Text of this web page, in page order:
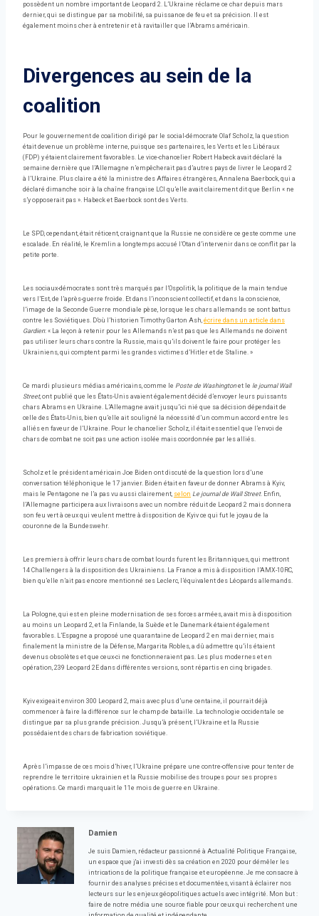
possèdent un nombre important de Leopard 2. L’Ukraine réclame ce char depuis mars
dernier, qui se distingue par sa mobilité, sa puissance de feu et sa précision. Il est
également moins cher à entretenir et à ravitailler que l’Abrams américain.
Divergences au sein de la
coalition
Pour le gouvernement de coalition dirigé par le social-démocrate Olaf Scholz, la question
était devenue un problème interne, puisque ses partenaires, les Verts et les Libéraux
(FDP) y étaient clairement favorables. Le vice-chancelier Robert Habeck avait déclaré la
semaine dernière que l’Allemagne n’empêcherait pas d’autres pays de livrer le Leopard 2
à l’Ukraine. Plus claire a été la ministre des Affaires étrangères, Annalena Baerbock, qui a
déclaré dimanche soir à la chaîne française LCI qu’elle avait clairement dit que Berlin « ne
s’y opposerait pas ». Habeck et Baerbock sont des Verts.
Le SPD, cependant, était réticent, craignant que la Russie ne considère ce geste comme une
escalade. En réalité, le Kremlin a longtemps accusé l’Otan d’intervenir dans ce conflit par la
petite porte.
Les sociaux-démocrates sont très marqués par l’Ospolitik, la politique de la main tendue
vers l’Est, de l’après-guerre froide. Et dans l’inconscient collectif, et dans la conscience,
l’image de la Seconde Guerre mondiale pèse, lorsque les chars allemands se sont battus
contre les Soviétiques. D’où l’historien Timothy Garton Ash, écrire dans un article dans
Gardien: « La leçon à retenir pour les Allemands n’est pas que les Allemands ne doivent
pas utiliser leurs chars contre la Russie, mais qu’ils doivent le faire pour protéger les
Ukrainiens, qui comptent parmi les grandes victimes d’Hitler et de Staline. »
Ce mardi plusieurs médias américains, comme le Poste de Washingtonet le le journal Wall
Street, ont publié que les États-Unis avaient également décidé d’envoyer leurs puissants
chars Abrams en Ukraine. L’Allemagne avait jusqu’ici nié que sa décision dépendait de
celle des États-Unis, bien qu’elle ait souligné la nécessité d’un commun accord entre les
alliés en faveur de l’Ukraine. Pour le chancelier Scholz, il était essentiel que l’envoi de
chars de combat ne soit pas une action isolée mais coordonnée par les alliés.
Scholz et le président américain Joe Biden ont discuté de la question lors d’une
conversation téléphonique le 17 janvier. Biden était en faveur de donner Abrams à Kyiv,
mais le Pentagone ne l’a pas vu aussi clairement, selon Le journal de Wall Street. Enfin,
l’Allemagne participera aux livraisons avec un nombre réduit de Leopard 2 mais donnera
son feu vert à ceux qui veulent mettre à disposition de Kyiv ce qui fut le joyau de la
couronne de la Bundeswehr.
Les premiers à offrir leurs chars de combat lourds furent les Britanniques, qui mettront
14 Challengers à la disposition des Ukrainiens. La France a mis à disposition l’AMX-10RC,
bien qu’elle n’ait pas encore mentionné ses Leclerc, l’équivalent des Léopards allemands.
La Pologne, qui est en pleine modernisation de ses forces armées, avait mis à disposition
au moins un Leopard 2, et la Finlande, la Suède et le Danemark étaient également
favorables. L’Espagne a proposé une quarantaine de Leopard 2 en mai dernier, mais
finalement la ministre de la Défense, Margarita Robles, a dû admettre qu’ils étaient
devenus obsolètes et que ceux-ci ne fonctionneraient pas. Les plus modernes et en
opération, 239 Leopard 2E dans différentes versions, sont répartis en cinq brigades.
Kyiv exigeait environ 300 Leopard 2, mais avec plus d’une centaine, il pourrait déjà
commencer à faire la différence sur le champ de bataille. La technologie occidentale se
distingue par sa plus grande précision. Jusqu’à présent, l’Ukraine et la Russie
possédaient des chars de fabrication soviétique.
Après l’impasse de ces mois d’hiver, l’Ukraine prépare une contre-offensive pour tenter de
reprendre le territoire ukrainien et la Russie mobilise des troupes pour ses propres
opérations. Ce mardi marquait le 11e mois de guerre en Ukraine.
Damien
Je suis Damien, rédacteur passionné à Actualité Politique Française,
un espace que j'ai investi dès sa création en 2020 pour démêler les
intrications de la politique française et européenne. Je me consacre à
fournir des analyses précises et documentées, visant à éclairer nos
lecteurs sur les enjeux géopolitiques actuels avec intégrité. Mon but :
faire de notre média une source fiable pour ceux qui recherchent une